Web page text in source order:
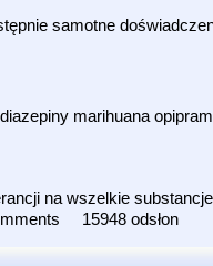
samotne
marihuana
na wszelkie substancje
15948 odsłon